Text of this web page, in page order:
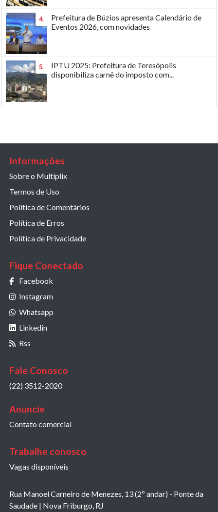
4.
Prefeitura de Búzios apresenta Calendário de
Eventos 2026, com novidades
5.
IPTU 2025: Prefeitura de Teresópolis
disponibiliza carnê do imposto com...
Informações
Sobre o Multiplix
Termos de Uso
Política de Comentários
Política de Erros
Política de Privacidade
Fique Conectado
Facebook
Instagram
Whatsapp
Linkedin
Rss
Fale Conosco
(22) 3512-2020
Anuncie
Contato comercial
Trabalhe conosco
Vagas disponíveis
Rua Manoel Carneiro de Menezes, 13 (2º andar) - Ponte da
Saudade | Nova Friburgo, RJ